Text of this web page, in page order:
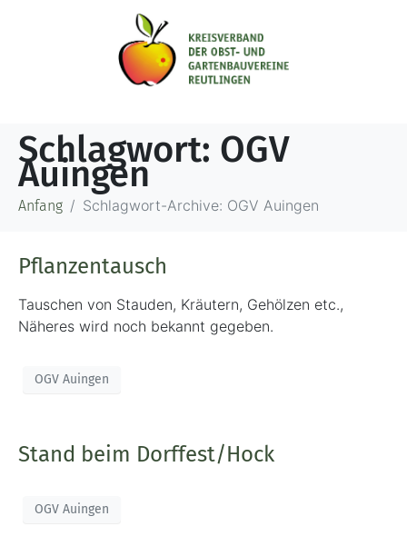
Schlagwort: OGV
Auingen
Anfang Schlagwort-Archive: OGV Auingen
Pflanzentausch
Tauschen von Stauden, Kräutern, Gehölzen etc.,
Näheres wird noch bekannt gegeben.
OGV Auingen
Stand beim Dorffest/Hock
OGV Auingen